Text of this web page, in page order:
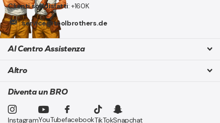
Clienti soddisfatti: +160K
service@toolbrothers.de
Al Centro Assistenza
Altro
Diventa un BRO
InstagramYouTubefacebookTikTokSnapchat